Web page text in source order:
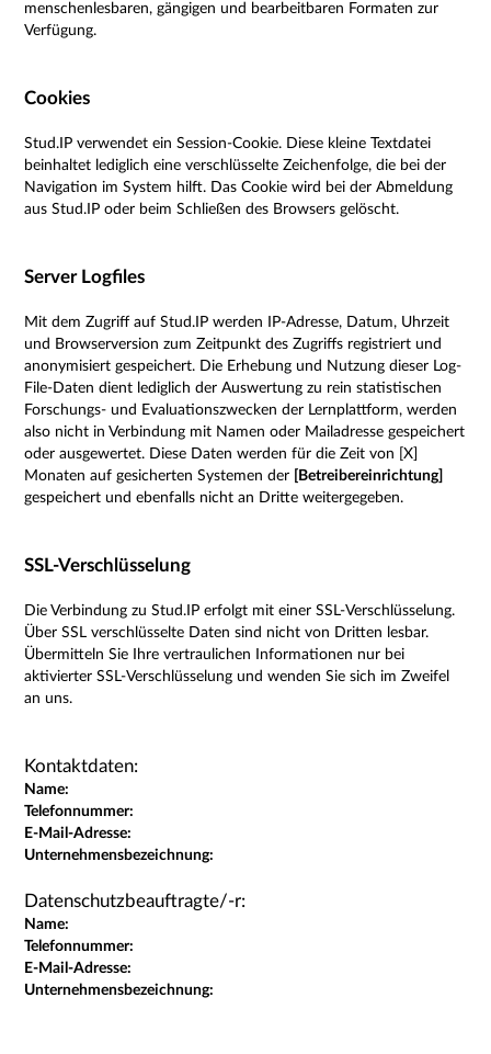
menschenlesbaren, gängigen und bearbeitbaren Formaten zur
Verfügung.
Cookies
Stud.IP verwendet ein Session-Cookie. Diese kleine Textdatei
beinhaltet lediglich eine verschlüsselte Zeichenfolge, die bei der
Navigation im System hilft. Das Cookie wird bei der Abmeldung
aus Stud.IP oder beim Schließen des Browsers gelöscht.
Server Logfiles
Mit dem Zugriff auf Stud.IP werden IP-Adresse, Datum, Uhrzeit
und Browserversion zum Zeitpunkt des Zugriffs registriert und
anonymisiert gespeichert. Die Erhebung und Nutzung dieser Log-
File-Daten dient lediglich der Auswertung zu rein statistischen
Forschungs- und Evaluationszwecken der Lernplattform, werden
also nicht in Verbindung mit Namen oder Mailadresse gespeichert
oder ausgewertet. Diese Daten werden für die Zeit von [X]
Monaten auf gesicherten Systemen der
[Betreibereinrichtung]
gespeichert und ebenfalls nicht an Dritte weitergegeben.
SSL-Verschlüsselung
Die Verbindung zu Stud.IP erfolgt mit einer SSL-Verschlüsselung.
Über SSL verschlüsselte Daten sind nicht von Dritten lesbar.
Übermitteln Sie Ihre vertraulichen Informationen nur bei
aktivierter SSL-Verschlüsselung und wenden Sie sich im Zweifel
an uns.
Kontaktdaten:
Name:
Telefonnummer:
E-Mail-Adresse:
Unternehmensbezeichnung:
Datenschutzbeauftragte/-r:
Name:
Telefonnummer:
E-Mail-Adresse:
Unternehmensbezeichnung: